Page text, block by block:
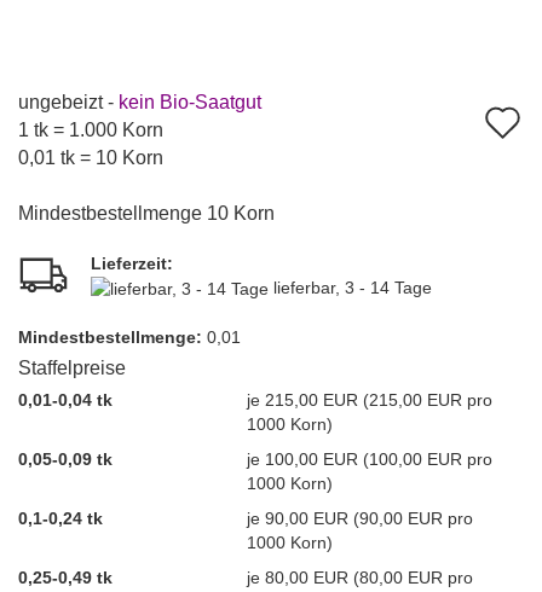
ungebeizt - kein Bio-Saatgut
1 tk = 1.000 Korn
0,01 tk = 10 Korn
Mindestbestellmenge 10 Korn
Lieferzeit:
lieferbar, 3 - 14 Tage
Mindest­bestellmenge: 0,01
Staffelpreise
0,01-0,04 tk
je 215,00 EUR (215,00 EUR pro
1000 Korn)
0,05-0,09 tk
je 100,00 EUR (100,00 EUR pro
1000 Korn)
0,1-0,24 tk
je 90,00 EUR (90,00 EUR pro
1000 Korn)
0,25-0,49 tk
je 80,00 EUR (80,00 EUR pro